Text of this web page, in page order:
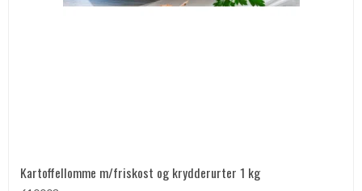
Kartoffellomme m/friskost og krydderurter 1 kg